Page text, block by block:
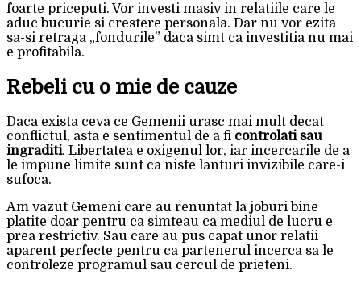
foarte priceputi. Vor investi masiv in relatiile care le
aduc bucurie si crestere personala. Dar nu vor ezita
sa-si retraga „fondurile” daca simt ca investitia nu mai
e profitabila.
Rebeli cu o mie de cauze
Daca exista ceva ce Gemenii urasc mai mult decat
conflictul, asta e sentimentul de a fi controlati sau
ingraditi. Libertatea e oxigenul lor, iar incercarile de a
le impune limite sunt ca niste lanturi invizibile care-i
sufoca.
Am vazut Gemeni care au renuntat la joburi bine
platite doar pentru ca simteau ca mediul de lucru e
prea restrictiv. Sau care au pus capat unor relatii
aparent perfecte pentru ca partenerul incerca sa le
controleze programul sau cercul de prieteni.